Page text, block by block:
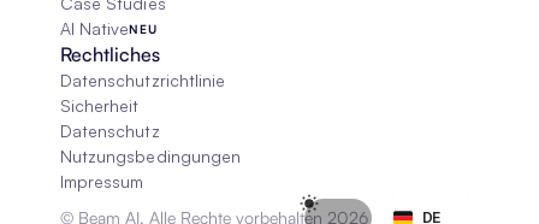
AI NativeNEU
Rechtliches
Datenschutzrichtlinie
Sicherheit
Datenschutz
Nutzungsbedingungen
Impressum
© Beam AI. Alle Rechte vorbehalten 2026
DE